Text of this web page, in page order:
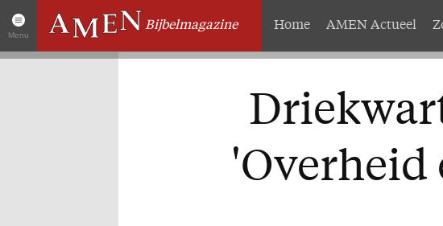
Menu
Bijbelmagazine
Over AMEN
Abonnementen
Geschenkabonnement
Proefnummer AMEN
Home AMEN Actueel
'Overheid